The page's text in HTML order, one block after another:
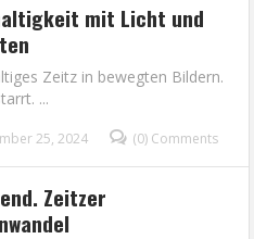
mit Licht und
Zeitz in bewegten Bildern.
...
25, 2024 (0) Comments
Zeitzer